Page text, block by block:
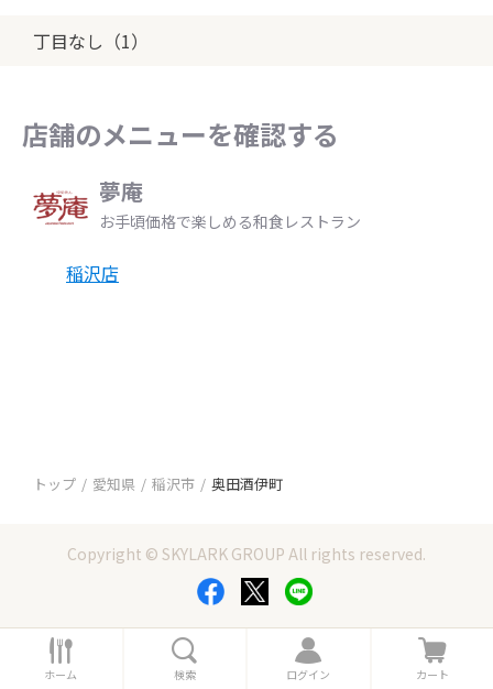
丁目なし（1）
店舗のメニューを確認する
夢庵
お手頃価格で楽しめる和食レストラン
稲沢店
トップ 愛知県 稲沢市 奥田酒伊町
Copyright © SKYLARK GROUP All rights reserved.
ホ
ー
ホーム 索
検索
ロ
グ
ログイン
カ
ー
カート